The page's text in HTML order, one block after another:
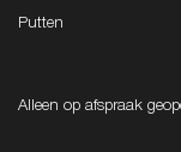
Putten
Alleen op afspraak